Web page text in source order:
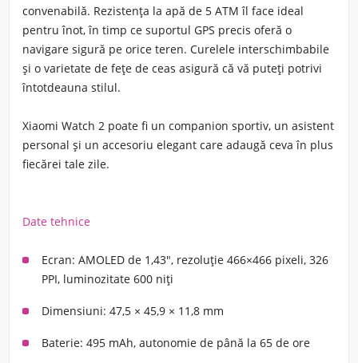
convenabilă. Rezistența la apă de 5 ATM îl face ideal
pentru înot, în timp ce suportul GPS precis oferă o
navigare sigură pe orice teren. Curelele interschimbabile
și o varietate de fețe de ceas asigură că vă puteți potrivi
întotdeauna stilul.
Xiaomi Watch 2 poate fi un companion sportiv, un asistent
personal și un accesoriu elegant care adaugă ceva în plus
fiecărei tale zile.
Date tehnice
Ecran: AMOLED de 1,43", rezoluție 466×466 pixeli, 326
PPI, luminozitate 600 niți
Dimensiuni: 47,5 × 45,9 × 11,8 mm
Baterie: 495 mAh, autonomie de până la 65 de ore